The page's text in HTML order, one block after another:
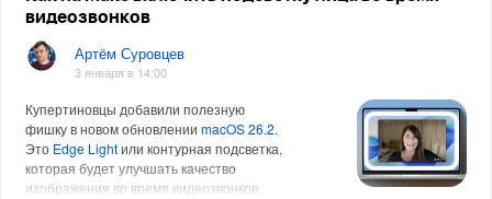
видеозвонков
Артём Суровцев
3 января в 14:00
Купертиновцы добавили полезную
фишку в новом обновленииmacOS 26.2.
Это Edge Lightили контурная подсветка,
которая будет улучшать качество
изображения во время видеозвонков.